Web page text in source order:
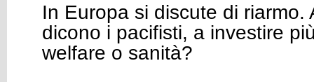
In Europa si discute di riarmo.
dicono i pacifisti, a investire
welfare o sanità?